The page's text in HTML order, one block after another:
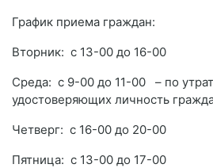
График приема граждан:
Вторник: с 13-00 до 16-00
Среда: с 9-00 до 11-00 – по
удостоверяющих личность
Четверг: с 16-00 до 20-00
Пятница: с 13-00 до 17-00